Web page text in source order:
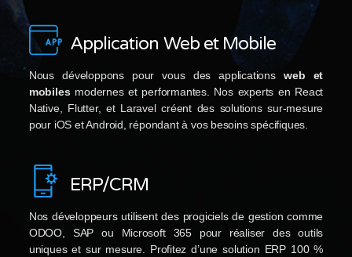
Application Web et Mobile
Nous développons pour vous des applications web et
mobilesmodernes et performantes. Nos experts en React
Native, Flutter, et Laravel créent des solutions sur-mesure
pour iOS et Android, répondant à vos besoins spécifiques.
ERP/CRM
Nos développeurs utilisent des progiciels de gestion comme
ODOO, SAP ou Microsoft 365 pour réaliser des outils
uniques et sur mesure. Profitez d’une solution ERP 100 %